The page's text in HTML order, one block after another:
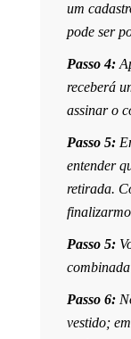
um
pode ser
Passo 4:
receberá
assinar o
Passo 5:
entender
retirada.
Passo 5:
Passo 6:
vestido;